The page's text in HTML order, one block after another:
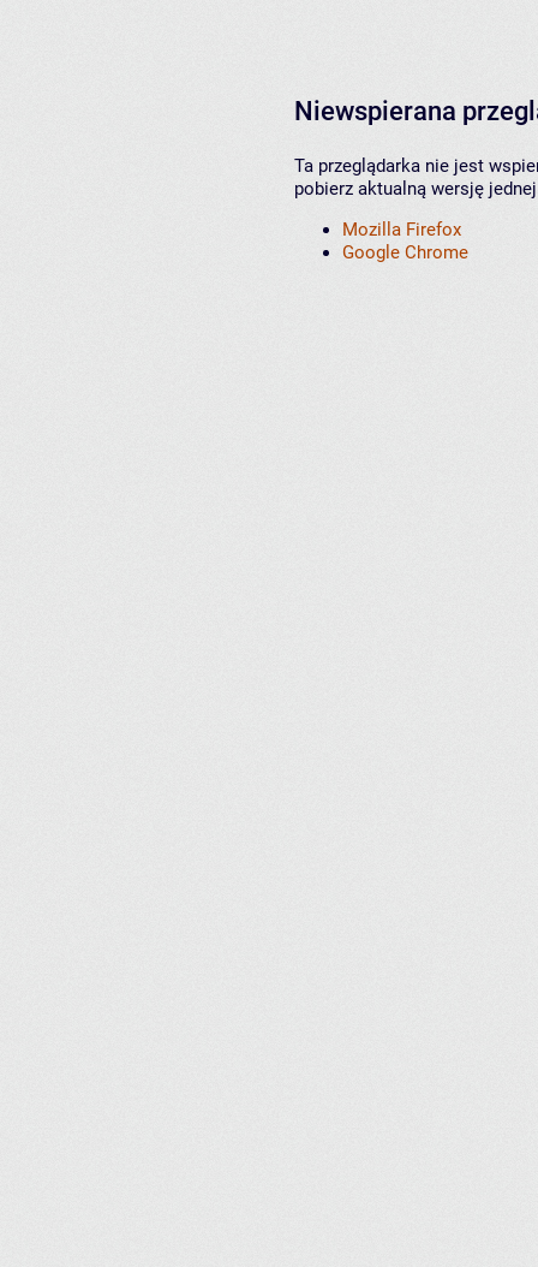
Niewspierana
Ta przeglądarka nie jest
pobierz aktualną wersję
Mozilla Firefox
Google Chrome